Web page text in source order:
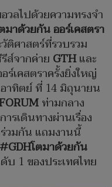
วลไปด้วยความทรงจำ
มาด้วยกัน ออร์เคสตรา
ติศาสตร์ที่รวบรวม
ส์จากค่าย GTHและ
เคสตราครั้งยิ่งใหญ่
าทิตย์ ที่ 14 มิถุนายน
ท่ามกลาง
รเดินทางผ่านเรื่อง
วมกัน แถมงานนี้
#GDHโตมาด้วยกัน
1 ของประเทศไทย